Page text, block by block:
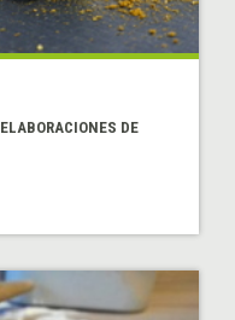
ELABORACIONES DE